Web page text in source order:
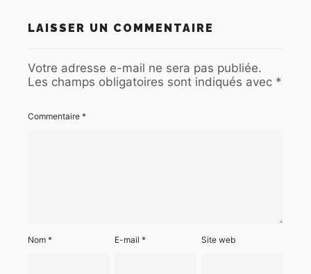
LAISSER UN COMMENTAIRE
Votre adresse e-mail ne sera pas publiée.
Les champs obligatoires sont indiqués avec *
Commentaire *
Nom * E-mail* Site web